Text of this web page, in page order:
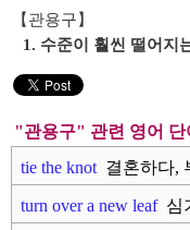
【관용구】
1. 수준이 훨씬 떨어지
"관용구" 관련 영어 단
tie the knot 결혼하다,
turn over a new leaf심